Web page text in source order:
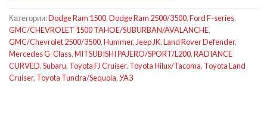
Категории:Dodge Ram 1500,Dodge Ram 2500/3500,Ford F-series,
GMC/CHEVROLET 1500 TAHOE/SUBURBAN/AVALANCHE,
GMC/Chevrolet 2500/3500,Hummer, Jeep JK,Land Rover Defender,
Mercedes G-Class,MITSUBISHI PAJERO/SPORT/L200,RADIANCE
CURVED,Subaru, Toyota FJ Cruiser, Toyota Hilux/Tacoma, Toyota Land
Cruiser, Toyota Tundra/Sequoia,УАЗ